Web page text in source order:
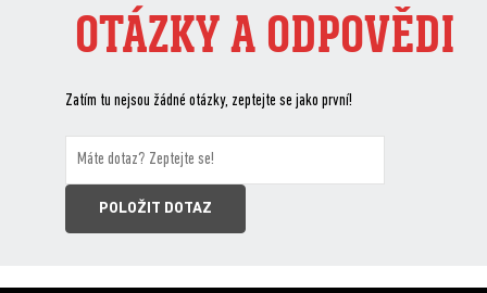
OTÁZKY A ODPOVĚDI
Zatím tu nejsou žádné otázky, zeptejte se jako první!